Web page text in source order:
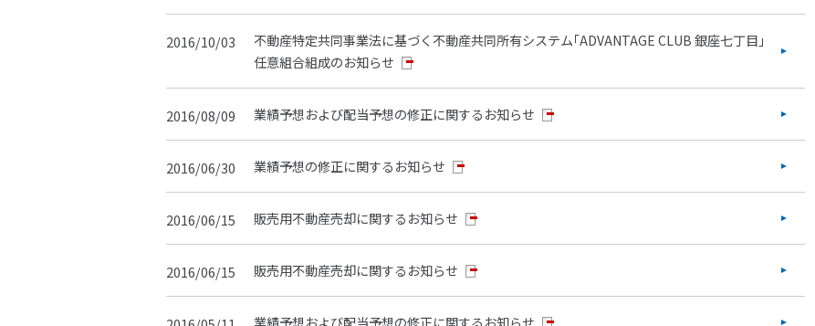
2016/10/03
不動産特定共同事業法に基づく不動産共同所有システム｢ADVANTAGE CLUB 銀座七丁目｣
任意組合組成のお知らせ
2016/08/09 業績予想および配当予想の修正に関するお知らせ
2016/06/30 業績予想の修正に関するお知らせ
2016/06/15 販売用不動産売却に関するお知らせ
2016/06/15 販売用不動産売却に関するお知らせ
業績予想および配当予想の修正に関するお知らせ